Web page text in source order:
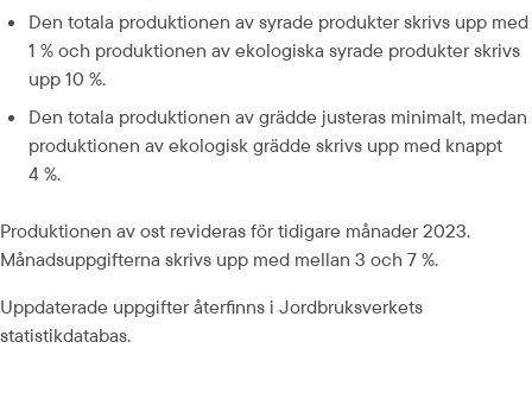
Den totala produktionen av syrade produkter skrivs upp med
1 % och produktionen av ekologiska syrade produkter skrivs
upp 10 %.
Den totala produktionen av grädde justeras minimalt, medan
produktionen av ekologisk grädde skrivs upp med knappt
4 %.
Produktionen av ost revideras för tidigare månader 2023.
Månadsuppgifterna skrivs upp med mellan 3 och 7 %.
Uppdaterade uppgifter återfinns i Jordbruksverkets
statistikdatabas.